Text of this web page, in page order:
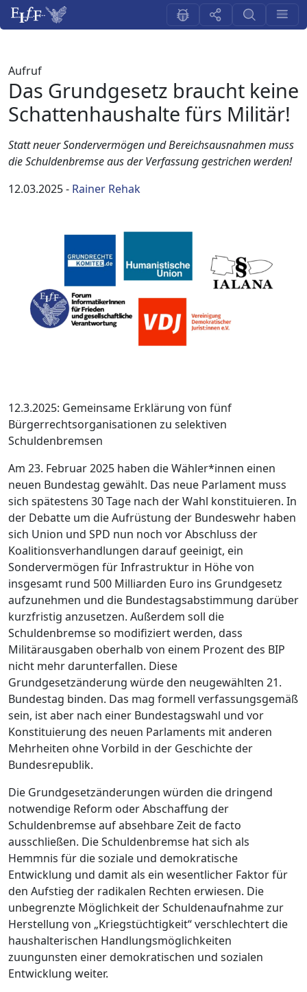
Aufruf
Das Grundgesetz braucht keine
Schattenhaushalte fürs Militär!
Statt neuer Sondervermögen und Bereichsausnahmen muss
die Schuldenbremse aus der Verfassung gestrichen werden!
12.03.2025- Rainer Rehak
12.3.2025: Gemeinsame Erklärung von fünf
Bürgerrechtsorganisationen zu selektiven
Schuldenbremsen
Am 23. Februar 2025 haben die Wähler*innen einen
neuen Bundestag gewählt. Das neue Parlament muss
sich spätestens 30 Tage nach der Wahl konstituieren. In
der Debatte um die Aufrüstung der Bundeswehr haben
sich Union und SPD nun noch vor Abschluss der
Koalitionsverhandlungen darauf geeinigt, ein
Sondervermögen für Infrastruktur in Höhe von
insgesamt rund 500 Milliarden Euro ins Grundgesetz
aufzunehmen und die Bundestagsabstimmung darüber
kurzfristig anzusetzen. Außerdem soll die
Schuldenbremse so modifiziert werden, dass
Militärausgaben oberhalb von einem Prozent des BIP
nicht mehr darunterfallen. Diese
Grundgesetzänderung würde den neugewählten 21.
Bundestag binden. Das mag formell verfassungsgemäß
sein, ist aber nach einer Bundestagswahl und vor
Konstituierung des neuen Parlaments mit anderen
Mehrheiten ohne Vorbild in der Geschichte der
Bundesrepublik.
Die Grundgesetzänderungen würden die dringend
notwendige Reform oder Abschaffung der
Schuldenbremse auf absehbare Zeit de facto
ausschließen. Die Schuldenbremse hat sich als
Hemmnis für die soziale und demokratische
Entwicklung und damit als ein wesentlicher Faktor für
den Aufstieg der radikalen Rechten erwiesen. Die
unbegrenzte Möglichkeit der Schuldenaufnahme zur
Herstellung von „Kriegstüchtigkeit“ verschlechtert die
haushalterischen Handlungsmöglichkeiten
zuungunsten einer demokratischen und sozialen
Entwicklung weiter.